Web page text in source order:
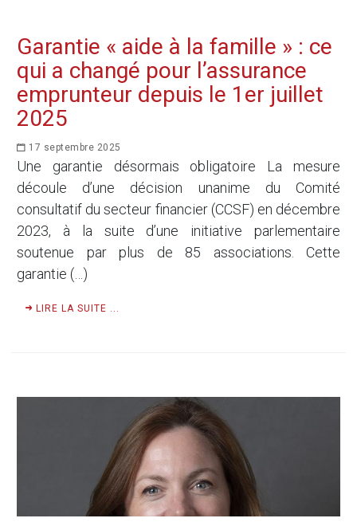
Garantie « aide à la famille » : ce
qui a changé pour l’assurance
emprunteur depuis le 1er juillet
2025
17 septembre 2025
Une garantie désormais obligatoire La mesure
découle d’une décision unanime du Comité
consultatif du secteur financier (CCSF) en décembre
2023, à la suite d’une initiative parlementaire
soutenue par plus de 85 associations. Cette
garantie (…)
LIRE LA SUITE ...